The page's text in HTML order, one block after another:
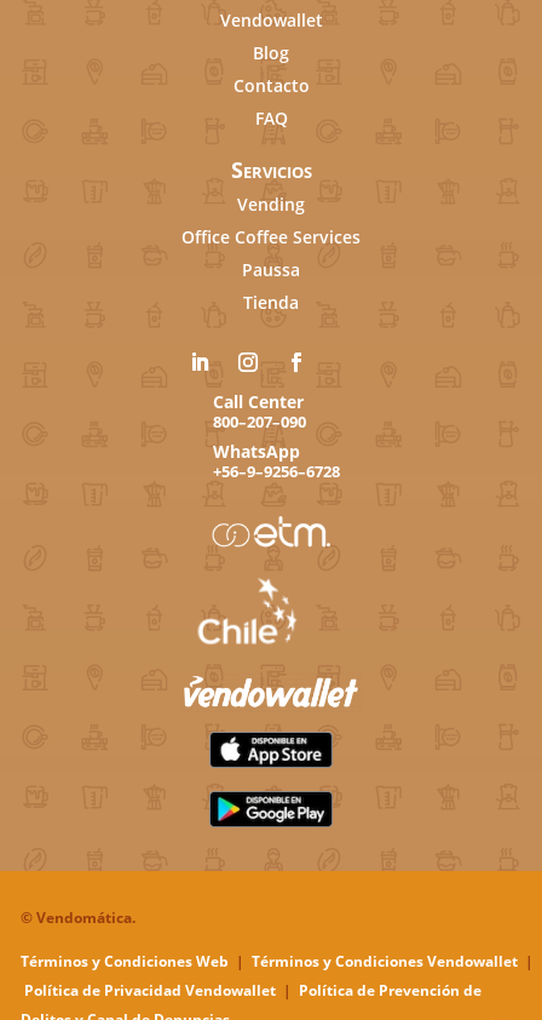
Vendowallet
Blog
Contacto
FAQ
Servicios
Vending
Office Coffee Services
Paussa
Tienda
Call Center
800–207–090
WhatsApp
+56–9–9256–6728
©Vendomática.
Términos y Condiciones Web | Términos y Condiciones Vendowallet |
Política de Privacidad Vendowallet | Política de Prevención de